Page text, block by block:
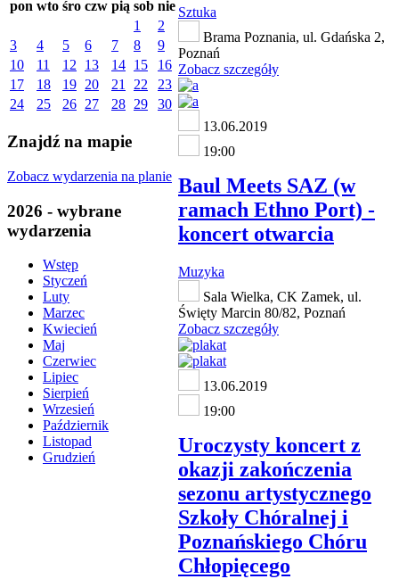
pon wto śro czw pią sob nie
1
2
3
4 5 6 7 8
9
10
11 12 13 14 15
16
17
18 19 20 21 22
23
24
25 26 27 28 29 30
Znajdź na mapie
Zobacz wydarzenia na planie
2026 - wybrane
wydarzenia
Wstęp
Styczeń
Luty
Marzec
Kwiecień
Maj
Czerwiec
Lipiec
Sierpień
Wrzesień
Październik
Listopad
Grudzień
Sztuka
Brama Poznania, ul. Gdańska 2,
Poznań
Zobacz szczegóły
13.06.2019
19:00
Baul Meets SAZ (w
ramach Ethno Port) -
koncert otwarcia
Muzyka
Sala Wielka, CK Zamek, ul.
Święty Marcin 80/82, Poznań
Zobacz szczegóły
13.06.2019
19:00
Uroczysty koncert z
okazji zakończenia
sezonu artystycznego
Szkoły Chóralnej i
Poznańskiego Chóru
Chłopięcego